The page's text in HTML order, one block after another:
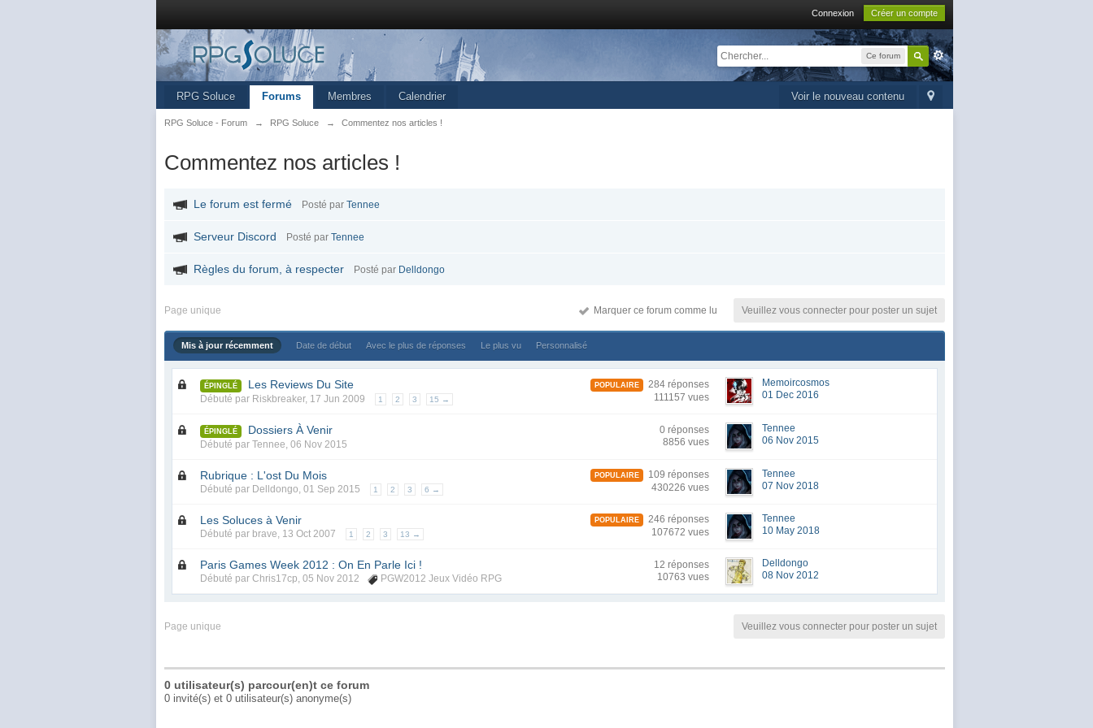
Connexion Créer un compte
Ce forum
Voir le nouveau contenu
RPG Soluce Forums Membres Calendrier
RPG Soluce - Forum → RPG Soluce → Commentez nos articles !
Commentez nos articles !
Le forum est fermé Posté par Tennee
Serveur Discord Posté par Tennee
Règles du forum, à respecter Posté par Delldongo
Page unique Veuillez vous connecter pour poster un sujet
Marquer ce forum comme lu
Mis à jour récemment Date de début Avec le plus de réponses Le plus vu Personnalisé
ÉPINGLÉ Les Reviews Du Site
Débuté par Riskbreaker, 17 Jun 2009 1 2 3 15 →
POPULAIRE
284 réponses
111157 vues
Memoircosmos
01 Dec 2016
ÉPINGLÉ Dossiers À Venir
Débuté par Tennee, 06 Nov 2015
0 réponses
8856 vues
Tennee
06 Nov 2015
Rubrique : L'ost Du Mois
Débuté par Delldongo, 01 Sep 2015 1 2 3 6 →
POPULAIRE
109 réponses
430226 vues
Tennee
07 Nov 2018
Les Soluces à Venir
Débuté par brave, 13 Oct 2007 1 2 3 13 →
POPULAIRE
246 réponses
107672 vues
Tennee
10 May 2018
Paris Games Week 2012 : On En Parle Ici !
Débuté par Chris17cp, 05 Nov 2012 PGW2012 Jeux Vidéo RPG
12 réponses
10763 vues
Delldongo
08 Nov 2012
Page unique Veuillez vous connecter pour poster un sujet
0 utilisateur(s) parcour(en)t ce forum
0 invité(s) et 0 utilisateur(s) anonyme(s)